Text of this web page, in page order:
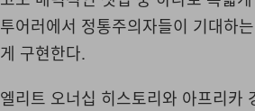
투어러에서 정통주의자들이 기대하
게 구현한다.
엘리트 오너십 히스토리와 아프리카